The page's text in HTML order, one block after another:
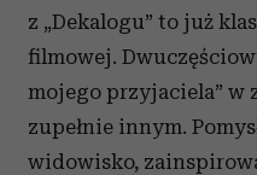
z „Dekalogu” to już
filmowej.
mojego przyjaciela” w
zupełnie innym.
widowisko,